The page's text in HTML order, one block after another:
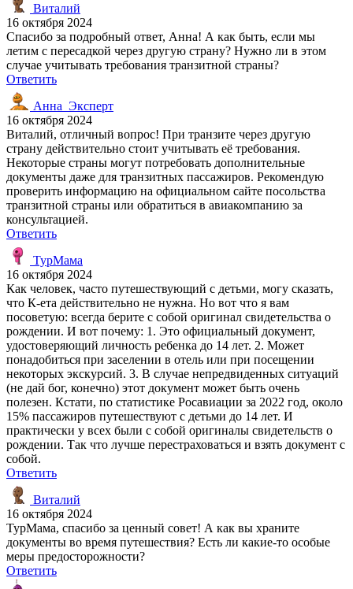
Виталий
16 октября 2024
Спасибо за подробный ответ, Анна! А как быть, если мы
летим с пересадкой через другую страну? Нужно ли в этом
случае учитывать требования транзитной страны?
Ответить
Анна_Эксперт
16 октября 2024
Виталий, отличный вопрос! При транзите через другую
страну действительно стоит учитывать её требования.
Некоторые страны могут потребовать дополнительные
документы даже для транзитных пассажиров. Рекомендую
проверить информацию на официальном сайте посольства
транзитной страны или обратиться в авиакомпанию за
консультацией.
Ответить
ТурМама
16 октября 2024
Как человек, часто путешествующий с детьми, могу сказать,
что К-ета действительно не нужна. Но вот что я вам
посоветую: всегда берите с собой оригинал свидетельства о
рождении. И вот почему: 1. Это официальный документ,
удостоверяющий личность ребенка до 14 лет. 2. Может
понадобиться при заселении в отель или при посещении
некоторых экскурсий. 3. В случае непредвиденных ситуаций
(не дай бог, конечно) этот документ может быть очень
полезен. Кстати, по статистике Росавиации за 2022 год, около
15% пассажиров путешествуют с детьми до 14 лет. И
практически у всех были с собой оригиналы свидетельств о
рождении. Так что лучше перестраховаться и взять документ с
собой.
Ответить
Виталий
16 октября 2024
ТурМама, спасибо за ценный совет! А как вы храните
документы во время путешествия? Есть ли какие-то особые
меры предосторожности?
Ответить